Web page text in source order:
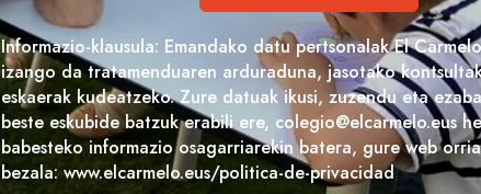
Informazio-klausula: Emandako datu pertsonalak El
izango da tratamenduaren arduraduna, jasotako
eskaerak kudeatzeko. Zure datuak ikusi, zuzendu eta
beste eskubide batzuk erabili ere, colegio@elcarmelo.eus
babesteko informazio osagarriarekin batera, gure web
bezala: www.elcarmelo.eus/politica-de-privacidad